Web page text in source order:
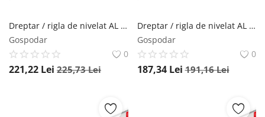
Dreptar / rigla de nivelat AL 1007, 350cm - Sola-03041101
Gospodar
0
221,22 Lei 225,73Lei
Dreptar / rigla de nivelat AL 1007, 300cm - Sola-03041001
Gospodar
0
187,34 Lei 191,16Lei